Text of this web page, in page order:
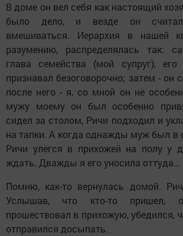
В доме он вел себя как настоящий
было дело, и везде он считал
вмешиваться. Иерархия в нашей
разумению, распределялась так:
глава семейства (мой супруг), его
признавал безоговорочно; затем - он
после него - я, со мной он не
мужу моему он был особенно
сидел за столом, Ричи подходил и
на тапки. А когда однажды муж был в
Ричи улегся в прихожей на полу у
ждать. Дважды я его уносила оттуда…
Помню, как-то вернулась домой.
Услышав, что кто-то пришел,
прошествовал в прихожую, убедился,
отправился досыпать.